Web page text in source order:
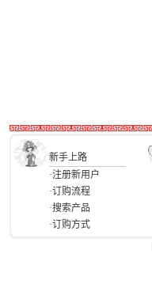
新手上路
·注册新用户
·订购流程
·搜索产品
·订购方式